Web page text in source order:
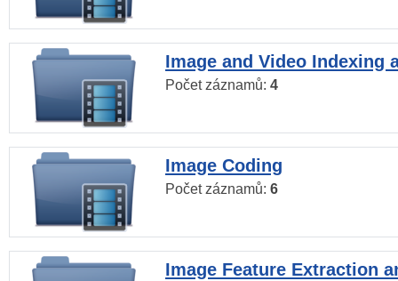
Image and Video Indexing
Počet záznamů: 4
Image Coding
Počet záznamů: 6
Image Feature Extraction